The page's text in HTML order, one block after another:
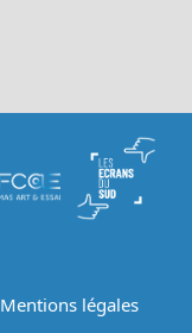
Mentions légales